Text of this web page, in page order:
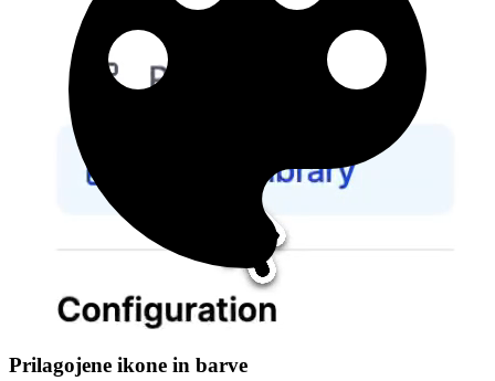
Prilagojene ikone in barve